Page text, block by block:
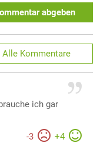
abgeben
Alle Kommentare
ich gar
-3 +4